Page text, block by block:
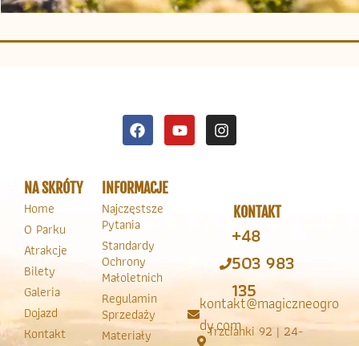
NA SKRÓTY
Home
O Parku
Atrakcje
Bilety
Galeria
Dojazd
Kontakt
INFORMACJE
Najczęstsze
Pytania
Standardy
Ochrony
Małoletnich
Regulamin
Sprzedaży
Materiały
KONTAKT
+48
503 983
135
kontakt@magiczneogro
dy.com
Trzcianki 92 | 24-